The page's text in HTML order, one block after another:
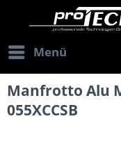
Menü
Manfrotto Alu
055XCCSB